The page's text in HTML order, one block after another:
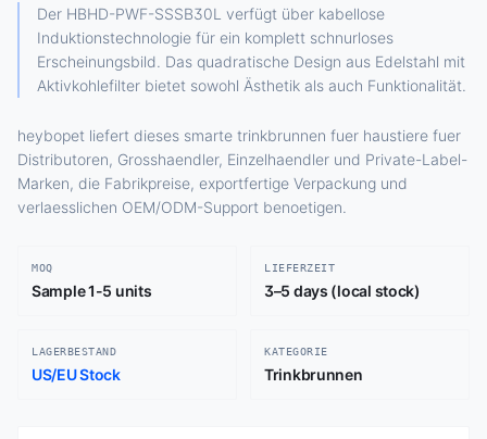
Der HBHD-PWF-SSSB30L verfügt über kabellose
Induktionstechnologie für ein komplett schnurloses
Erscheinungsbild. Das quadratische Design aus Edelstahl mit
Aktivkohlefilter bietet sowohl Ästhetik als auch Funktionalität.
heybopet liefert dieses smarte trinkbrunnen fuer haustiere fuer
Distributoren, Grosshaendler, Einzelhaendler und Private-Label-
Marken, die Fabrikpreise, exportfertige Verpackung und
verlaesslichen OEM/ODM-Support benoetigen.
MOQ
Sample 1-5 units
LIEFERZEIT
3–5 days (local stock)
LAGERBESTAND
US/EU Stock
KATEGORIE
Trinkbrunnen